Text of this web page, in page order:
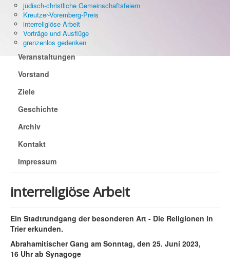
jüdisch-christliche Gemeinschaftsfeiern
Kreutzer-Voremberg-Preis
interreligiöse Arbeit
Vorträge und Ausflüge
grenzenlos gedenken
Veranstaltungen
Vorstand
Ziele
Geschichte
Archiv
Kontakt
Impressum
interreligiöse Arbeit
Ein Stadtrundgang der besonderen Art - Die Religionen in
Trier erkunden.
Abrahamitischer Gang am Sonntag, den 25. Juni 2023,
16 Uhr ab Synagoge